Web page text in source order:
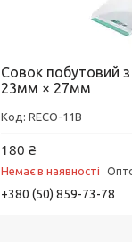
Совок побутовий
23мм × 27мм
RECO-11B
180 ₴
Немає в наявності
+380 (50) 859-73-78